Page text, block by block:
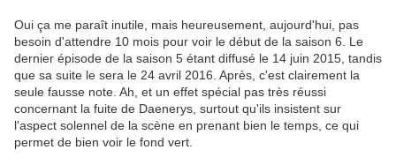
Oui ça me paraît inutile, mais heureusement, aujourd'hui, pas
besoin d'attendre 10 mois pour voir le début de la saison 6. Le
dernier épisode de la saison 5 étant diffusé le 14 juin 2015, tandis
que sa suite le sera le 24 avril 2016. Après, c'est clairement la
seule fausse note. Ah, et un effet spécial pas très réussi
concernant la fuite de Daenerys, surtout qu'ils insistent sur
l'aspect solennel de la scène en prenant bien le temps, ce qui
permet de bien voir le fond vert.